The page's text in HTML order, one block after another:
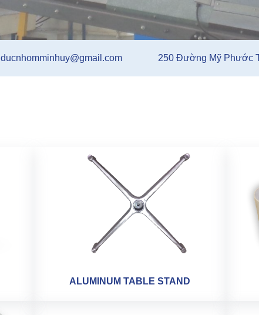
ducnhomminhuy@gmail.com 250 Đường Mỹ Phước
ALUMINUM TABLE STAND